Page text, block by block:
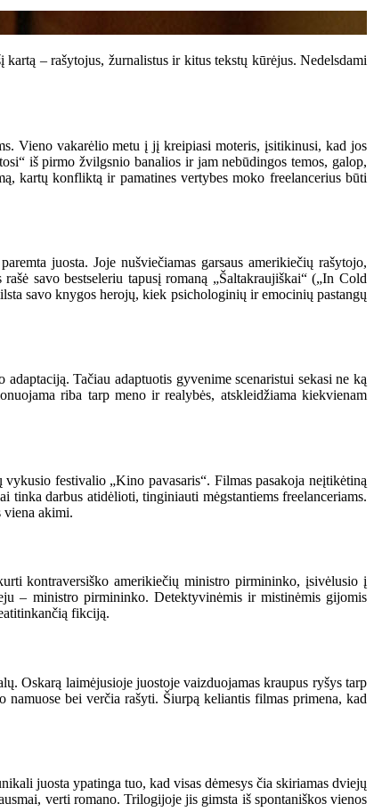
– rašytojus, žurnalistus ir kitus tekstų kūrėjus. Nedelsdami
Vieno vakarėlio metu į jį kreipiasi moteris, įsitikinusi, kad jos
iš pirmo žvilgsnio banalios ir jam nebūdingos temos, galop,
kartų konfliktą ir pamatines vertybes moko freelancerius būti
juosta. Joje nušviečiamas garsaus amerikiečių rašytojo,
savo bestseleriu tapusį romaną „Šaltakraujiškai“ („In Cold
savo knygos herojų, kiek psichologinių ir emocinių pastangų
Tačiau adaptuotis gyvenime scenaristui sekasi ne ką
riba tarp meno ir realybės, atskleidžiama kiekvienam
festivalio „Kino pavasaris“. Filmas pasakoja neįtikėtiną
darbus atidėlioti, tinginiauti mėgstantiems freelanceriams.
viena akimi.
kontraversiško amerikiečių ministro pirmininko, įsivėlusio į
– ministro pirmininko. Detektyvinėmis ir mistinėmis gijomis
fikciją.
Oskarą laimėjusioje juostoje vaizduojamas kraupus ryšys tarp
bei verčia rašyti. Šiurpą keliantis filmas primena, kad
juosta ypatinga tuo, kad visas dėmesys čia skiriamas dviejų
verti romano. Trilogijoje jis gimsta iš spontaniškos vienos